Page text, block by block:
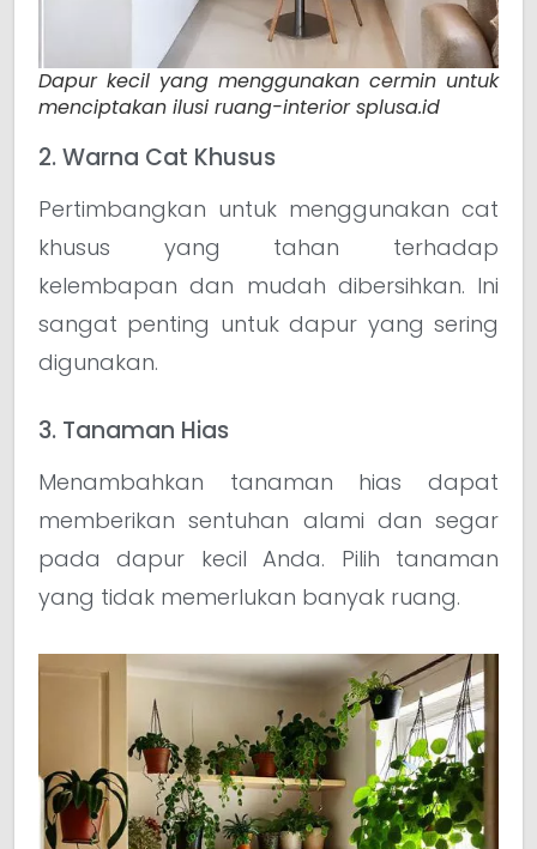
Dapur kecil yang menggunakan cermin untuk
menciptakan ilusi ruang-interior splusa.id
2. Warna Cat Khusus
Pertimbangkan untuk menggunakan cat
khusus yang tahan terhadap
kelembapan dan mudah dibersihkan. Ini
sangat penting untuk dapur yang sering
digunakan.
3. Tanaman Hias
Menambahkan tanaman hias dapat
memberikan sentuhan alami dan segar
pada dapur kecil Anda. Pilih tanaman
yang tidak memerlukan banyak ruang.